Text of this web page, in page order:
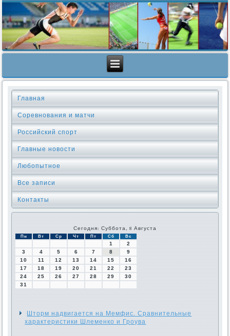
Главная
Соревнования и матчи
Российский спорт
Главные новости
Любопытное
Все записи
Контакты
Сегодня: Суббота, 8 Августа
Пн Вт Ср Чт Пт Сб Вс
1
2
3
4 5 6 7 8
9
10
11 12 13 14 15
16
17
18 19 20 21 22
23
24
25 26 27 28 29
30
31
Шторм надвигается на Мемфис. Сравнительные
характеристики Шлеменко и Гроува